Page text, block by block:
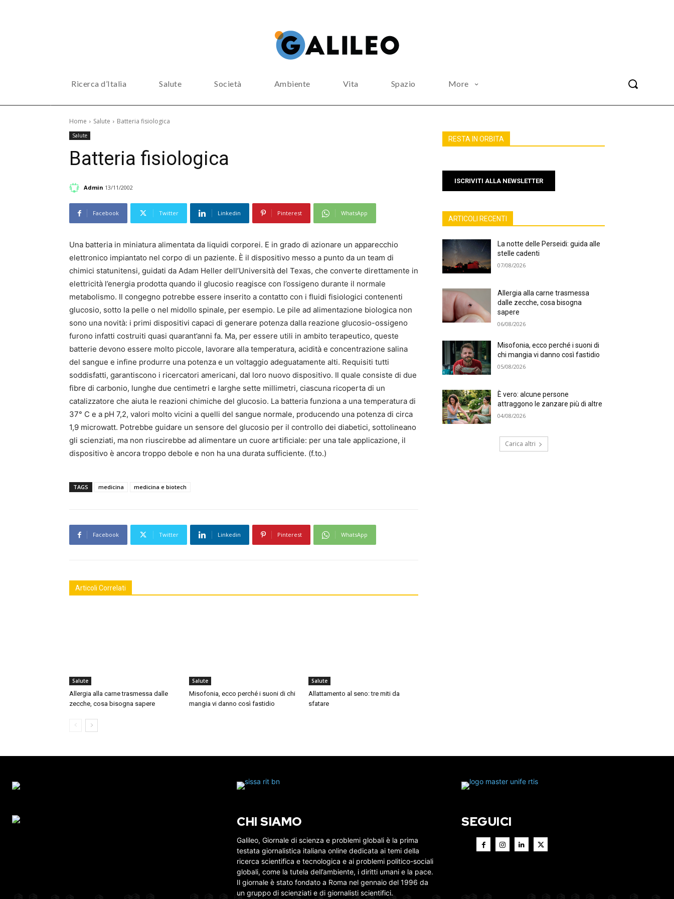
Ricerca d’Italia Salute Società Ambiente Vita Spazio More
Home Salute Batteria fisiologica
Salute
Batteria fisiologica
Admin 13/11/2002
Facebook Twitter Linkedin Pinterest WhatsApp
Una batteria in miniatura alimentata da liquidi corporei. E in grado di azionare un apparecchio
elettronico impiantato nel corpo di un paziente. È il dispositivo messo a punto da un team di
chimici statunitensi, guidati da Adam Heller dell’Università del Texas, che converte direttamente in
elettricità l’energia prodotta quando il glucosio reagisce con l’ossigeno durante il normale
metabolismo. Il congegno potrebbe essere inserito a contatto con i fluidi fisiologici contenenti
glucosio, sotto la pelle o nel midollo spinale, per esempio. Le pile ad alimentazione biologica non
sono una novità: i primi dispositivi capaci di generare potenza dalla reazione glucosio-ossigeno
furono infatti costruiti quasi quarant’anni fa. Ma, per essere utili in ambito terapeutico, queste
batterie devono essere molto piccole, lavorare alla temperatura, acidità e concentrazione salina
del sangue e infine produrre una potenza e un voltaggio adeguatamente alti. Requisiti tutti
soddisfatti, garantiscono i ricercatori americani, dal loro nuovo dispositivo. Il quale consiste di due
fibre di carbonio, lunghe due centimetri e larghe sette millimetri, ciascuna ricoperta di un
catalizzatore che aiuta le reazioni chimiche del glucosio. La batteria funziona a una temperatura di
37° C e a pH 7,2, valori molto vicini a quelli del sangue normale, producendo una potenza di circa
1,9 microwatt. Potrebbe guidare un sensore del glucosio per il controllo dei diabetici, sottolineano
gli scienziati, ma non riuscirebbe ad alimentare un cuore artificiale: per una tale applicazione, il
dispositivo è ancora troppo debole e non ha una durata sufficiente. (f.to.)
TAGS medicina medicina e biotech
Facebook Twitter Linkedin Pinterest WhatsApp
Articoli Correlati
Salute
Allergia alla carne trasmessa dalle
zecche, cosa bisogna sapere
Salute
Misofonia, ecco perché i suoni di chi
mangia vi danno così fastidio
Salute
Allattamento al seno: tre miti da
sfatare
RESTA IN ORBITA
ISCRIVITI ALLA NEWSLETTER
ARTICOLI RECENTI
La notte delle Perseidi: guida alle
stelle cadenti
07/08/2026
Allergia alla carne trasmessa
dalle zecche, cosa bisogna
sapere
06/08/2026
Misofonia, ecco perché i suoni di
chi mangia vi danno così fastidio
05/08/2026
È vero: alcune persone
attraggono le zanzare più di altre
04/08/2026
Carica altri
CHI SIAMO
Galileo, Giornale di scienza e problemi globali è la prima
testata giornalistica italiana online dedicata ai temi della
ricerca scientifica e tecnologica e ai problemi politico-sociali
globali, come la tutela dell’ambiente, i diritti umani e la pace.
Il giornale è stato fondato a Roma nel gennaio del 1996 da
un gruppo di scienziati e di giornalisti scientifici.
SEGUICI